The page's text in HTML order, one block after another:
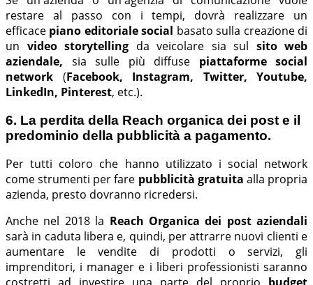
restare al passo con i tempi, dovrà realizzare un
efficace piano editoriale social basato sulla creazione di
un video storytelling da veicolare sia sul sito web
aziendale, sia sulle più diffuse piattaforme social
network (Facebook, Instagram, Twitter, Youtube,
LinkedIn, Pinterest, etc.).
6. La perdita della Reach organica dei post e il
predominio della pubblicità a pagamento.
Per tutti coloro che hanno utilizzato i social network
come strumenti per fare pubblicità gratuita alla propria
azienda, presto dovranno ricredersi.
Anche nel 2018 la Reach Organica dei post aziendali
sarà in caduta libera e, quindi, per attrarre nuovi clienti e
aumentare le vendite di prodotti o servizi, gli
imprenditori, i manager e i liberi professionisti saranno